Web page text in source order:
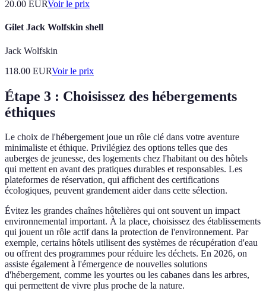
20.00 EURVoir le prix
Gilet Jack Wolfskin shell
Jack Wolfskin
118.00 EURVoir le prix
Étape 3 : Choisissez des hébergements
éthiques
Le choix de l'hébergement joue un rôle clé dans votre aventure
minimaliste et éthique. Privilégiez des options telles que des
auberges de jeunesse, des logements chez l'habitant ou des hôtels
qui mettent en avant des pratiques durables et responsables. Les
plateformes de réservation, qui affichent des certifications
écologiques, peuvent grandement aider dans cette sélection.
Évitez les grandes chaînes hôtelières qui ont souvent un impact
environnemental important. À la place, choisissez des établissements
qui jouent un rôle actif dans la protection de l'environnement. Par
exemple, certains hôtels utilisent des systèmes de récupération d'eau
ou offrent des programmes pour réduire les déchets. En 2026, on
assiste également à l'émergence de nouvelles solutions
d'hébergement, comme les yourtes ou les cabanes dans les arbres,
qui permettent de vivre plus proche de la nature.